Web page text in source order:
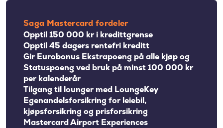
Saga Mastercard fordeler
Opptil 150 000 kr i kredittgrense
Opptil 45 dagers rentefri kreditt
Gir Eurobonus Ekstrapoeng på alle kjøp og
Statuspoeng ved bruk på minst 100 000 kr
per kalenderår
Tilgang til lounger med LoungeKey
Egenandelsforsikring for leiebil,
kjøpsforsikring og prisforsikring
Mastercard Airport Experiences